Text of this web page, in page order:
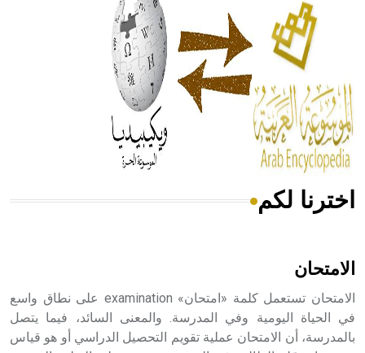
له الفضل بأنه حرر الطب من الدين والفلسفة.
- هل تعلم أن المرجان إفراز حيواني يتكون في البحر ويتركب
من مادة كربونات الكلسيوم، وهو أحمر أو شديد الحمرة وهو
أجود أنواعه، ويمتاز بكبر الحجم ويسمى الش
هل تعلم أن الأبسيد كلمة فرنسية اللفظ تم اعتمادها مصطلحاً
- هل تعلم أن أبجر Abgar اسم معروف جيداً يعود إلى عدد من
اخترنا لكم
الامتحان
الامتحان تستعمل كلمة «امتحان» examination على نطاق واسع
في الحياة اليومية وفي المدرسة. والمعنى السائد، فيما يتصل
بالمدرسة، أن الامتحان عملية تقويم التحصيل الدراسي أو هو قياس